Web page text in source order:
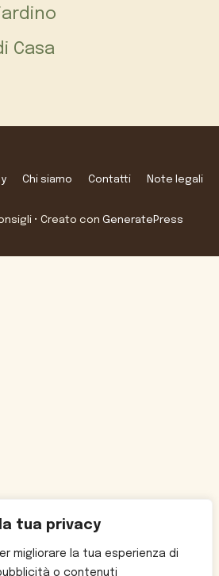
tua privacy
migliorare la tua esperienza di
o contenuti
Casa
Chi siamo Contatti Note legali
• Creato con GeneratePress